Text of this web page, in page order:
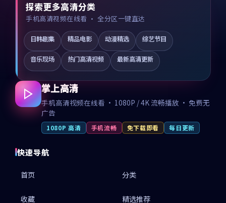
探索更多高清分类
手机高清视频在线看 · 全分区一键直达
日韩剧集 精品电影 动漫精选 综艺节目
音乐现场 热门高清视频 最新高清更新
掌上高清
手机高清视频在线看 · 1080P / 4K 流畅播放 · 免费无
广告
1080P 高清 手机流畅 免下载即看 每日更新
快速导航
首页 分类
收藏 精选推荐